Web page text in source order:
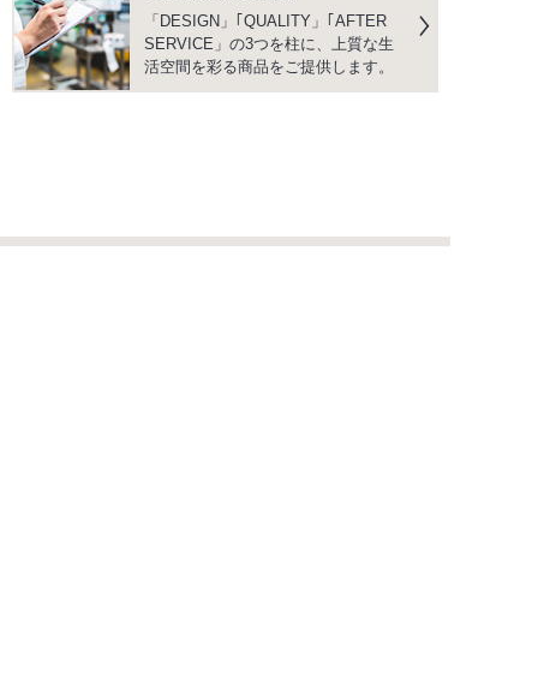
「DESIGN」｢QUALITY」｢AFTER
SERVICE」の3つを柱に、上質な生
活空間を彩る商品をご提供します。